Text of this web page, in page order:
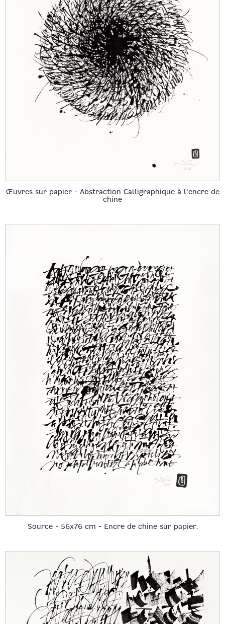
Œuvres sur papier - Abstraction Calligraphique à l'encre de
chine
Source - 56x76 cm - Encre de chine sur papier.